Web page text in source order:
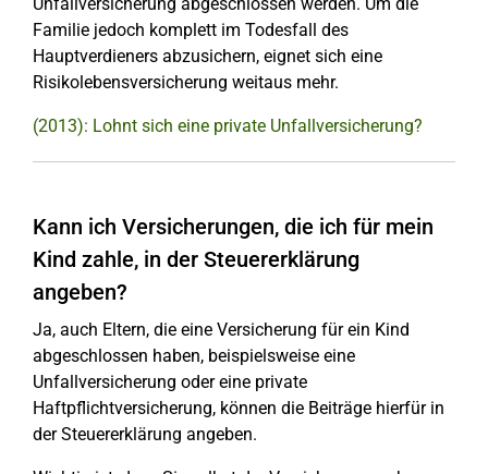
Familie jedoch komplett im Todesfall des
Hauptverdieners abzusichern, eignet sich eine
Risikolebensversicherung weitaus mehr.
(2013): Lohnt sich eine private Unfallversicherung?
Kann ich Versicherungen, die ich für mein
Kind zahle, in der Steuererklärung
angeben?
Ja, auch Eltern, die eine Versicherung für ein Kind
abgeschlossen haben, beispielsweise eine
Unfallversicherung oder eine private
Haftpflichtversicherung, können die Beiträge hierfür in
der Steuererklärung angeben.